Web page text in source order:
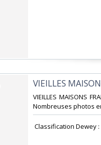
‎VIEILLES
‎VIEILLES MAISONS
Nombreuses photos
Classification Dewey